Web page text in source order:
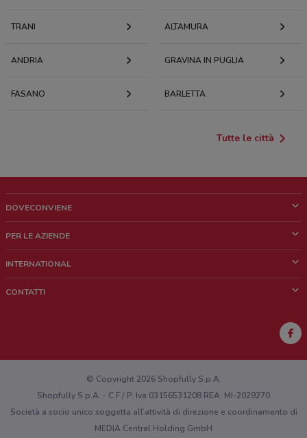
TRANI ALTAMURA
ANDRIA GRAVINA IN PUGLIA
FASANO BARLETTA
Tutte le città
DOVECONVIENE
Chi siamo
Lavora con noi
PER LE AZIENDE
Richieste commerciali e marketing
INTERNATIONAL
CONTATTI
Hai un malfunzionamento sul web o sull'app?
© Copyright 2026 Shopfully S.p.A.
Shopfully S.p.A. - C.F / P. Iva 03156531208 REA: MI-2029270
Società a socio unico soggetta all’attività di direzione e coordinamento di
MEDIA Central Holding GmbH